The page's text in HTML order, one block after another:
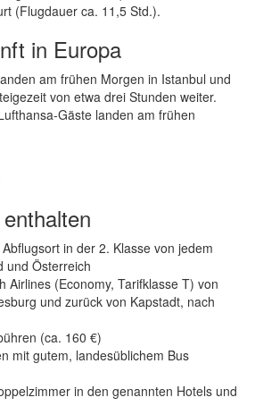
(Flugdauer ca. 11,5 Std.).
in Europa
am frühen Morgen in Istanbul und
von etwa drei Stunden weiter.
Gäste landen am frühen
in der 2. Klasse von jedem
und Österreich
Airlines (Economy, Tarifklasse T) von
und zurück von Kapstadt, nach
(ca. 160 €)
mit gutem, landesüblichem Bus
in den genannten Hotels und